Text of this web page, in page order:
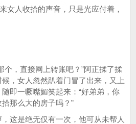
女人收拾的声音，只是光应付着，
个，直接网上转账吧？”阿正揉了揉
，女人忽然趴着门冒了出来，又上
随即一噘嘴媚笑起来：“好弟弟，你
那么大的房子吗？”
这是绝无仅有一次，他可从未帮人